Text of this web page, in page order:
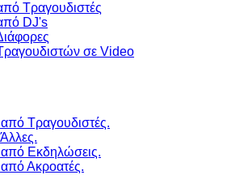
Τραγουδιστές
DJ's
σε Video
Τραγουδιστές.
Εκδηλώσεις.
Ακροατές.